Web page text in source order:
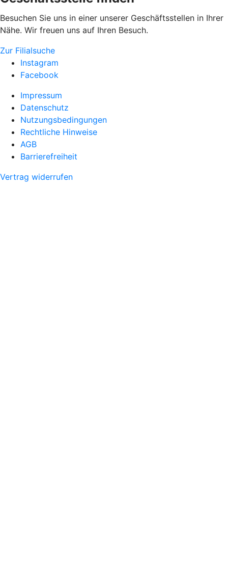
Besuchen Sie uns in einer unserer Geschäftsstellen in Ihrer
Nähe. Wir freuen uns auf Ihren Besuch.
Zur Filialsuche
Instagram
Facebook
Impressum
Datenschutz
Nutzungsbedingungen
Rechtliche Hinweise
AGB
Barrierefreiheit
Vertrag widerrufen